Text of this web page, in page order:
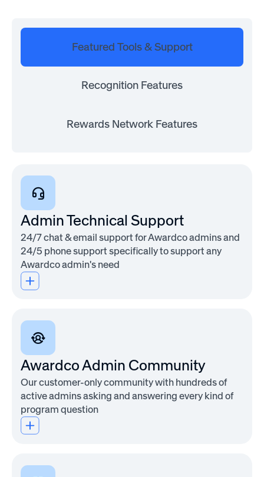
information,
feedback
without
the
complexity
of
a
full
engagement
program.
Best
for:
Quick
questions,
incentivized
event
feedback,
internal
Featured Tools & Support
Recognition Features
Rewards Network Features
Admin Technical Support
24/7 chat & email support for Awardco admins and
24/5 phone support specifically to support any
Awardco admin's need
Awardco Admin Community
Our customer-only community with hundreds of
active admins asking and answering every kind of
program question